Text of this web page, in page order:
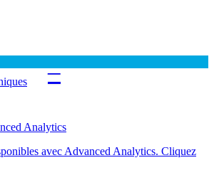
–
Analytics
avec Advanced Analytics. Cliquez